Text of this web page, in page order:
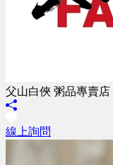
父山白俠 粥品專賣店
線上詢問